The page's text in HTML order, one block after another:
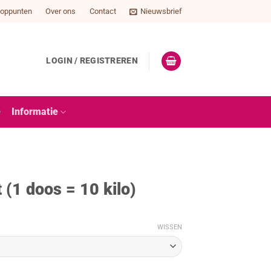
Over ons Contact Nieuwsbrief
LOGIN / REGISTREREN
Informatie
(1 doos = 10 kilo)
WISSEN